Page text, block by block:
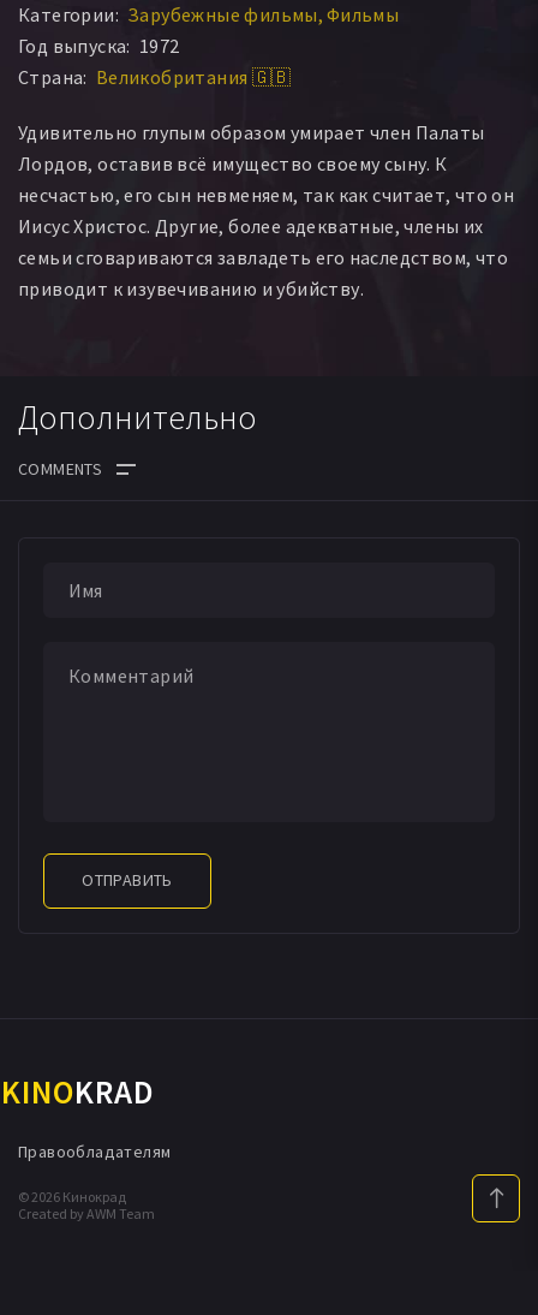
Категории: Зарубежные фильмы Фильмы
Год выпуска: 1972
Страна: Великобритания 🇬🇧
Удивительно глупым образом умирает член Палаты
Лордов, оставив всё имущество своему сыну. К
несчастью, его сын невменяем, так как считает, что он
Иисус Христос. Другие, более адекватные, члены их
семьи сговариваются завладеть его наследством, что
приводит к изувечиванию и убийству.
Дополнительно
ОТПРАВИТЬ
KINOKRAD
© 2026 Кинокрад
Created by AWM Team
Правообладателям